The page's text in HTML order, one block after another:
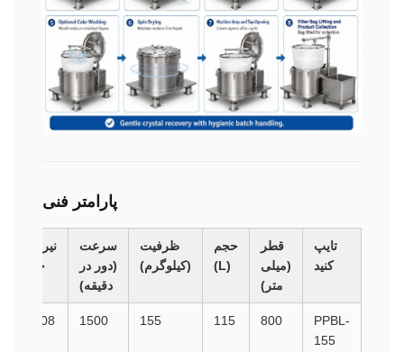
پارامتر فنی
تایپ
کنید
قطر
(میلی
متر)
حجم
(L)
ظرفیت
(کیلوگرم)
سرعت
(دور در
دقیقه)
نیروی
جی
PPBL-
155
800
115
155
1500
1008